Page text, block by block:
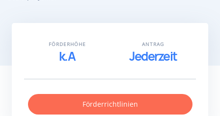
FÖRDERHÖHE
k.A
ANTRAG
Jederzeit
Förderrichtlinien